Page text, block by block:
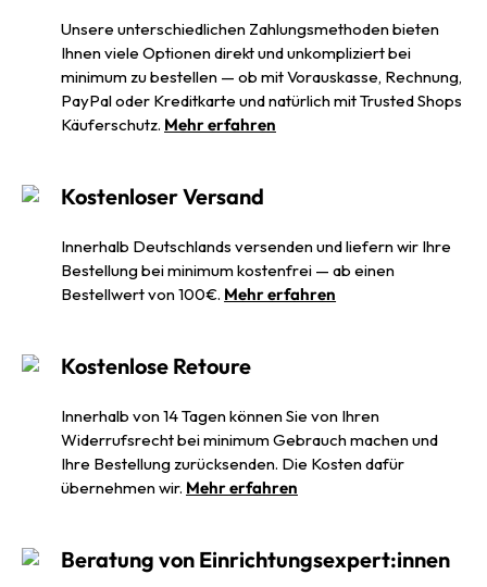
Unsere unterschiedlichen Zahlungsmethoden bieten
Ihnen viele Optionen direkt und unkompliziert bei
minimum zu bestellen — ob mit Vorauskasse, Rechnung,
PayPal oder Kreditkarte und natürlich mit Trusted Shops
Käuferschutz. Mehr erfahren
Kostenloser Versand
Innerhalb Deutschlands versenden und liefern wir Ihre
Bestellung bei minimum kostenfrei — ab einen
Bestellwert von 100€. Mehr erfahren
Kostenlose Retoure
Innerhalb von 14 Tagen können Sie von Ihren
Widerrufsrecht bei minimum Gebrauch machen und
Ihre Bestellung zurücksenden. Die Kosten dafür
übernehmen wir. Mehr erfahren
Beratung von Einrichtungsexpert:innen